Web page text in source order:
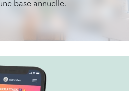
base annuelle.